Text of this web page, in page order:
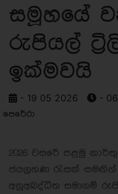
සමූහයේ
රුපියල්
ඉක්මවයි
- 19 05 2026 -
පෙරේරා
2026 වසරේ පළමු
ජයග්‍රහණ රැසක්
අනුඅබද්ධිත සමාගම්